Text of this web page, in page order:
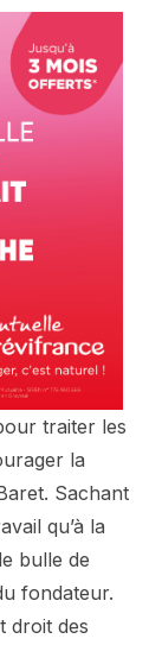
traiter les
la
Sachant
qu’à la
bulle de
fondateur.
droit des